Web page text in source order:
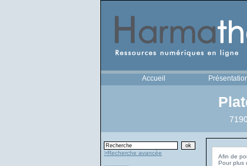
Accueil
>Recherche avancée
Afin de
Pour plus